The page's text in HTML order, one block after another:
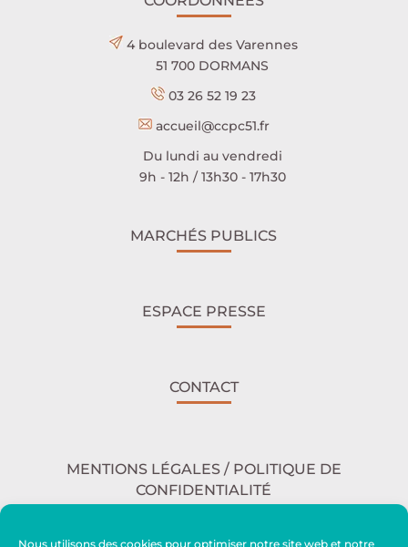
Nous utilisons des cookies pour optimiser notre site web et notre
4 boulevard des Varennes
51 700 DORMANS
03 26 52 19 23
accueil@ccpc51.fr
Du lundi au vendredi
9h - 12h / 13h30 - 17h30
MARCHÉS PUBLICS
ESPACE PRESSE
CONTACT
MENTIONS LÉGALES / POLITIQUE DE
CONFIDENTIALITÉ